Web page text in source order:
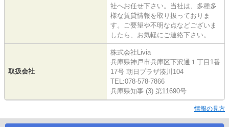
社へお任せ下さい。当社は、多種多
様な賃貸情報を取り扱っておりま
す。ご要望や不明な点などございま
したら、お気軽にご連絡下さい。
取扱会社
株式会社Livia
兵庫県神戸市兵庫区下沢通１丁目1番
17号 朝日プラザ湊川104
TEL:078-578-7866
兵庫県知事 (3) 第11690号
情報の見方